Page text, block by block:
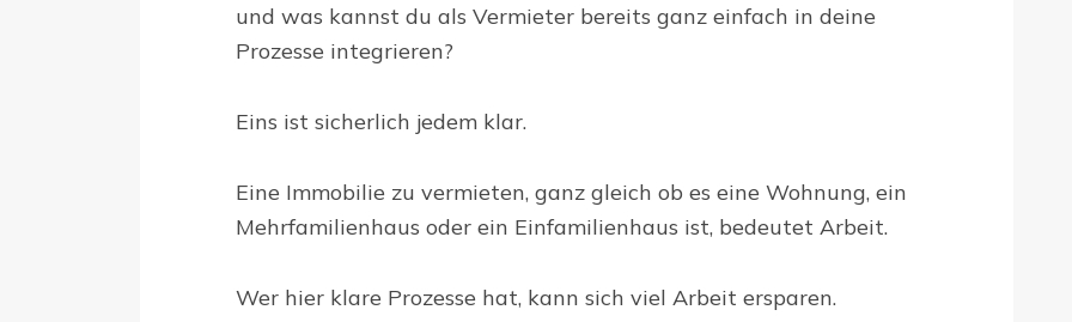
und was kannst du als Vermieter bereits ganz einfach in deine
Prozesse integrieren?
Eins ist sicherlich jedem klar.
Eine Immobilie zu vermieten, ganz gleich ob es eine Wohnung, ein
Mehrfamilienhaus oder ein Einfamilienhaus ist, bedeutet Arbeit.
Wer hier klare Prozesse hat, kann sich viel Arbeit ersparen.